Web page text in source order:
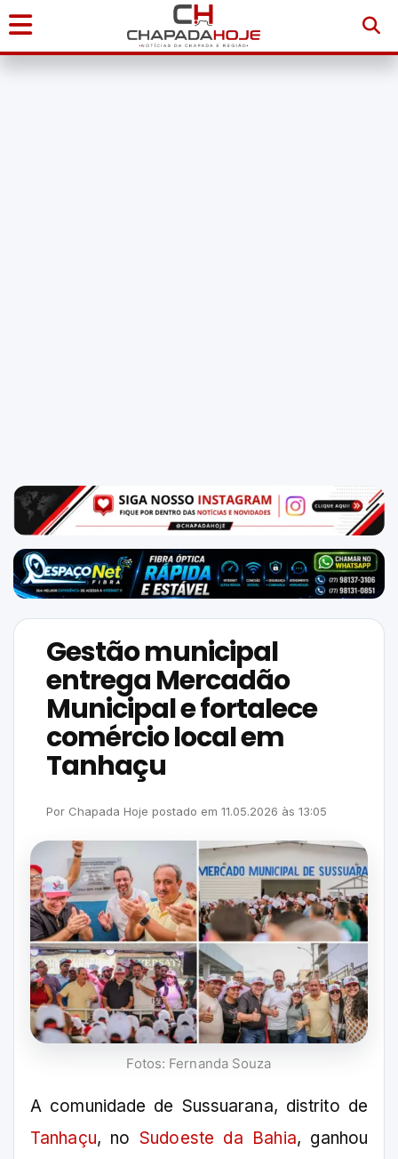
Início
NAS
NOSSAS
REDES
Gestão municipal
entrega Mercadão
Municipal e fortalece
comércio local em
Tanhaçu
Por Chapada Hoje postado em 11.05.2026 às 13:05
Fotos: Fernanda Souza
A comunidade de Sussuarana, distrito de
Tanhaçu, noSudoeste da Bahia, ganhou